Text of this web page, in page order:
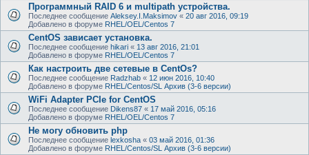
Программный RAID 6 и multipath устройства.
Последнее сообщение Aleksey.I.Maksimov « 20 авг 2016, 09:19
Добавлено в форуме RHEL/OEL/Centos 7
CentOS зависает установка.
Последнее сообщение hikari « 13 авг 2016, 21:01
Добавлено в форуме RHEL/OEL/Centos 7
Как настроить две сетевые в CentOs?
Последнее сообщение Radzhab « 12 июн 2016, 10:40
Добавлено в форуме RHEL/Centos/SL Архив (3-6 версии)
WiFi Adapter PCIe for CentOS
Последнее сообщение Dikens87 « 17 май 2016, 05:16
Добавлено в форуме RHEL/OEL/Centos 7
Не могу обновить php
Последнее сообщение lexkosha « 03 май 2016, 01:36
Добавлено в форуме RHEL/Centos/SL Архив (3-6 версии)